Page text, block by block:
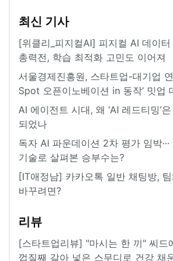
최신 기사
[위클리_피지컬AI] 피지컬 AI 데이터
총력전, 학습 최적화 고민도 이어져
서울경제진흥원, 스타트업-대기업
Spot 오픈이노베이션 in 동작’ 밋업
AI 에이전트 시대, 왜 ‘AI 레드티밍’
되었나
독자 AI 파운데이션 2차 평가 임박
기술로 살펴본 승부수는?
[IT애정남] 카카오톡 일반 채팅방,
바꾸려면?
리뷰
[스타트업리뷰] "마시는 한 끼" 씨드
껍질째 갈아 넣은 스무디로 건강 채